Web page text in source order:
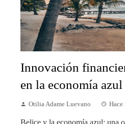
Innovación
en la economía
Otilia Adame Luevano Hace
Belice y la economía azul: una